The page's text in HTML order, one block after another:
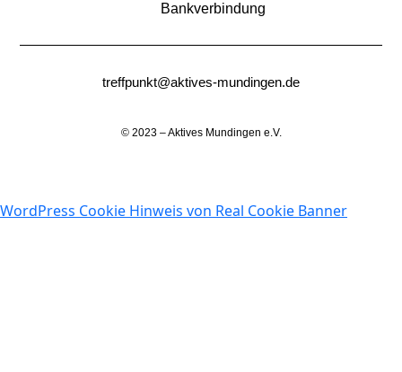
Bankverbindung
treffpunkt@aktives-mundingen.de
© 2023 – Aktives Mundingen e.V.
WordPress Cookie Hinweis von Real Cookie Banner